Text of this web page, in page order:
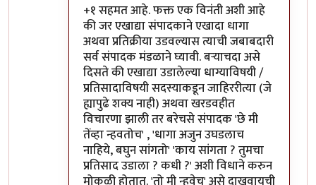
+१ सहमत आहे. फक्त एक विनंती अशी आहे
की जर एखाद्या संपादकाने एखादा धागा
अथवा प्रतिक्रीया उडवल्यास त्याची जबाबदारी
सर्व संपादक मंडळाने घ्यावी. बर्‍याचदा असे
दिसते की एखाद्या उडालेल्या धाग्याविषयी /
प्रतिसादाविषयी सदस्याकडून जाहिररीत्या (जे
ह्यापुढे शक्य नाही) अथवा खरडवहीत
विचारणा झाली तर बरेचसे संपादक 'छे मी
तेंव्हा न्हवतोच' , 'धागा अजुन उघडलाच
नाहिये, बघुन सांगतो' 'काय सांगता ? तुमचा
प्रतिसाद उडाला ? कधी ?' अशी विधाने करुन